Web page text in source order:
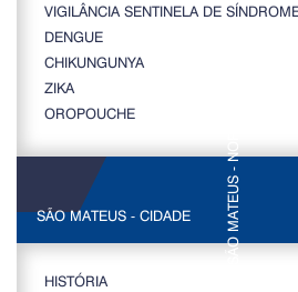
VIGILÂNCIA SENTINELA DE
DENGUE
CHIKUNGUNYA
ZIKA
OROPOUCHE
SÃO MATEUS - CIDADE
HISTÓRIA